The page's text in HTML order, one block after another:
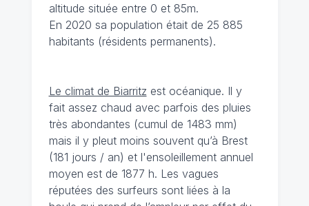
altitude située entre 0 et 85m.
En 2020 sa population était de 25 885
habitants (résidents permanents).
Le climat de Biarritz est océanique. Il y
fait assez chaud avec parfois des pluies
très abondantes (cumul de 1483 mm)
mais il y pleut moins souvent qu’à Brest
(181 jours / an) et l'ensoleillement annuel
moyen est de 1877 h. Les vagues
réputées des surfeurs sont liées à la